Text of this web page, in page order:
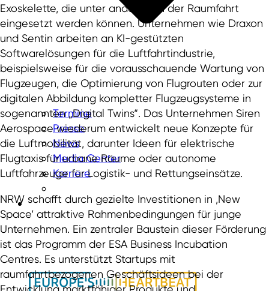
Termine
Presse
News
Media Center
Karriere
Exoskelette, die unter anderem in der Raumfahrt
eingesetzt werden können. Unternehmen wie Draxon
und Sentin arbeiten an KI-gestützten
Softwarelösungen für die Luftfahrtindustrie,
beispielsweise für die vorausschauende Wartung von
Flugzeugen, die Optimierung von Flugrouten oder zur
digitalen Abbildung kompletter Flugzeugsysteme in
sogenannten „Digital Twins“. Das Unternehmen Siren
Aerospace wiederum entwickelt neue Konzepte für
die Luftmobilität, darunter Ideen für elektrische
Flugtaxis für urbane Räume oder autonome
Luftfahrzeuge für Logistik- und Rettungseinsätze.
NRW schafft durch gezielte Investitionen in ‚New
Space‘ attraktive Rahmenbedingungen für junge
Unternehmen. Ein zentraler Baustein dieser Förderung
ist das Programm der ESA Business Incubation
Centres. Es unterstützt Startups mit
raumfahrtbezogenen Geschäftsideen bei der